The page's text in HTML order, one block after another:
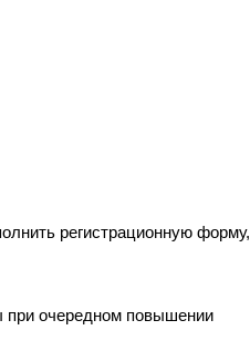
регистрационную форму,
при очередном повышении